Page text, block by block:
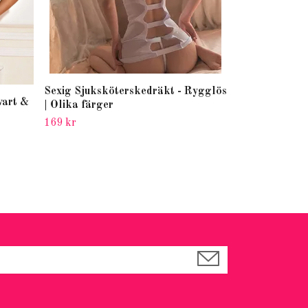
&
Sexig Sjuksköterskedräkt - Rygglös
| Olika färger
169 kr